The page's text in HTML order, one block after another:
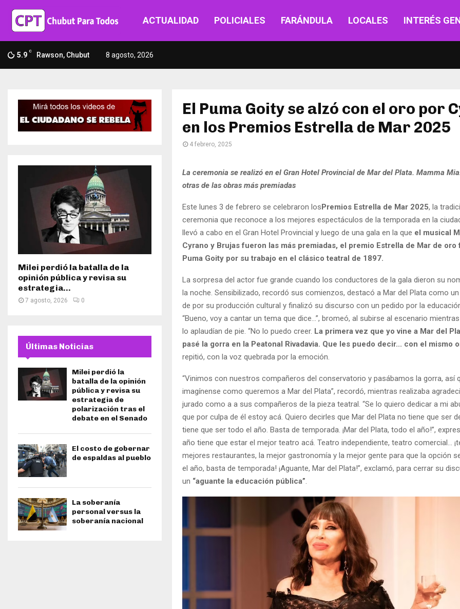
ACTUALIDAD POLICIALES FARÁNDULA LOCALES INTERÉS
5.9 C Rawson, Chubut 8 agosto, 2026
El Puma Goity se alzó con el oro por
en los Premios Estrella de Mar 2025
4 febrero, 2025
La ceremonia se realizó en el Gran Hotel Provincial de Mar del Plata. Mamma
otras de las obras más premiadas
Este lunes 3 de febrero se celebraron losPremios Estrella de Mar 2025, la
ceremonia que reconoce a los mejores espectáculos de la temporada en la
llevó a cabo en el Gran Hotel Provincial y luego de una gala en la que el musical
Cyrano y Brujas fueron las más premiadas, el premio Estrella de Mar de oro
Puma Goity por su trabajo en el clásico teatral de 1897.
La sorpresa del actor fue grande cuando los conductores de la gala dieron su
la noche. Sensibilizado, recordó sus comienzos, destacó a Mar del Plata como
de por su producción cultural y finalizó su discurso con un pedido por la
“Bueno, voy a cantar un tema que dice...”, bromeó, al subirse al escenario
lo aplaudían de pie. “No lo puedo creer. La primera vez que yo vine a Mar del
pasé la gorra en la Peatonal Rivadavia. Que les puedo decir... con el mismo
repitió, con la voz quebrada por la emoción.
“Vinimos con nuestros compañeros del conservatorio y pasábamos la gorra, así
imagínense como queremos a Mar del Plata”, recordó, mientras realizaba
jurado como a a sus compañeros de la pieza teatral. “Se lo quiero dedicar a mi
que por culpa de él estoy acá. Quiero decirles que Mar del Plata no tiene que ser
tiene que ser todo el año. Basta de temporada. ¡Mar del Plata, todo el año!”,
año tiene que estar el mejor teatro acá. Teatro independiente, teatro comercial...
mejores restaurantes, la mejor gastronomía y la mejor gente para que la opción
el año, basta de temporada! ¡Aguante, Mar del Plata!”, exclamó, para cerrar su
un “aguante la educación pública”
Milei perdió la batalla de la
opinión pública y revisa su
estrategia...
7 agosto, 2026 0
Últimas Noticias
Milei perdió la
batalla de la opinión
pública y revisa su
estrategia de
polarización tras el
debate en el Senado
El costo de gobernar
de espaldas al pueblo
La soberanía
personal versus la
soberanía nacional